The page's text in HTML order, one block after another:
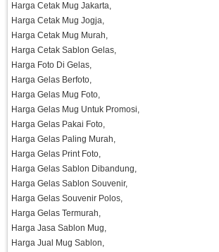
Harga Cetak Mug Jakarta,
Harga Cetak Mug Jogja,
Harga Cetak Mug Murah,
Harga Cetak Sablon Gelas,
Harga Foto Di Gelas,
Harga Gelas Berfoto,
Harga Gelas Mug Foto,
Harga Gelas Mug Untuk Promosi,
Harga Gelas Pakai Foto,
Harga Gelas Paling Murah,
Harga Gelas Print Foto,
Harga Gelas Sablon Dibandung,
Harga Gelas Sablon Souvenir,
Harga Gelas Souvenir Polos,
Harga Gelas Termurah,
Harga Jasa Sablon Mug,
Harga Jual Mug Sablon,